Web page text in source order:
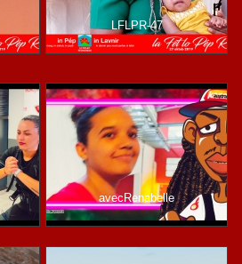
LFLPR-47
avecRenabelle